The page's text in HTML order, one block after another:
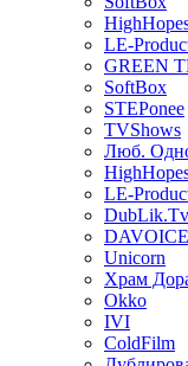
LE-
GREEN
SoftBox
STEPonee
TVShows
Люб.
LE-
DubLik.Tv
Unicorn
Храм
Okko
IVI
ColdFilm